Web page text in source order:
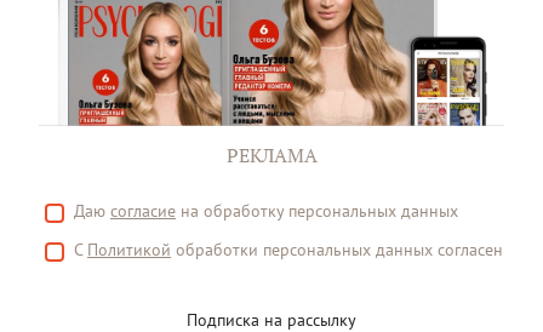
РЕКЛАМА
Даю согласие на обработку персональных данных
С Политикой обработки персональных данных согласен
Подписка на рассылку